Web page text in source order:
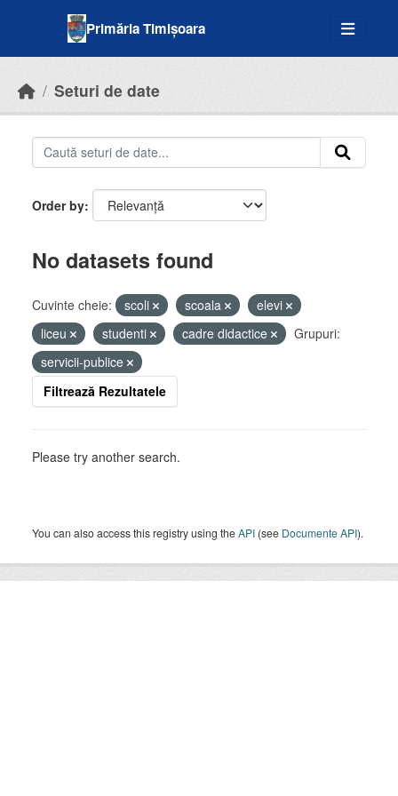
Primăria Timișoara
Seturi de date
Order by
No datasets found
Cuvinte cheie: scoli scoala
elevi
liceu
studenti cadre didactice
Grupuri:
servicii-publice
Filtrează Rezultatele
Please try another search.
You can also access this registry using theAPI (see Documente API).